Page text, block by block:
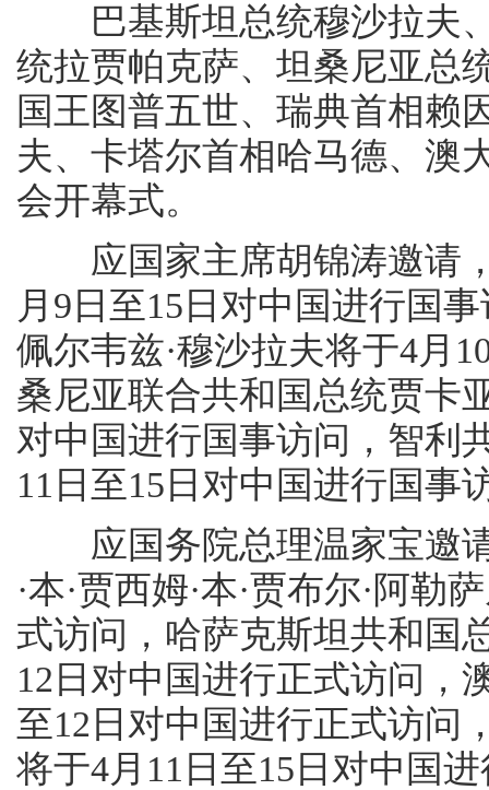
巴基斯坦总统穆沙拉夫、
统拉贾帕克萨、坦桑尼亚总
国王图普五世、瑞典首相赖
夫、卡塔尔首相哈马德、澳
会开幕式。
应国家主席胡锦涛邀请，
月9日至15日对中国进行国
佩尔韦兹·穆沙拉夫将于4月
桑尼亚联合共和国总统贾卡
对中国进行国事访问，智利
11日至15日对中国进行国事
应国务院总理温家宝邀请
·本·贾西姆·本·贾布尔·阿勒
式访问，哈萨克斯坦共和国
12日对中国进行正式访问，
至12日对中国进行正式访问
将于4月11日至15日对中国